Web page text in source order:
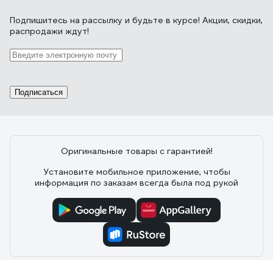
Подпишитесь на рассылку и будьте в курсе! Акции, скидки,
распродажи ждут!
Подписаться
Оригинальные товары с гарантией!
Установите мобильное приложение, чтобы
информация по заказам всегда была под рукой